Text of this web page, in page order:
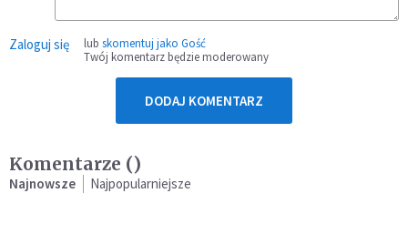
Zaloguj się lub skomentuj jako Gość
Twój komentarz będzie moderowany
DODAJ KOMENTARZ
Komentarze ()
Najnowsze Najpopularniejsze